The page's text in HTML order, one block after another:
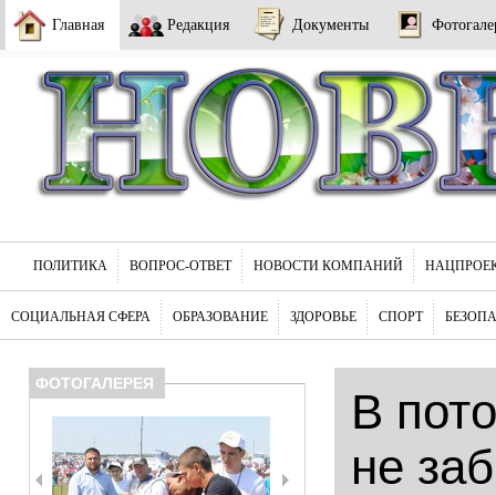
Главная Редакция Документы
ПОЛИТИКА ВОПРОС-ОТВЕТ НОВОСТИ КОМПАНИЙ
СОЦИАЛЬНАЯ СФЕРА ОБРАЗОВАНИЕ ЗДОРОВЬЕ СПОРТ
ФОТОГАЛЕРЕЯ
В
не